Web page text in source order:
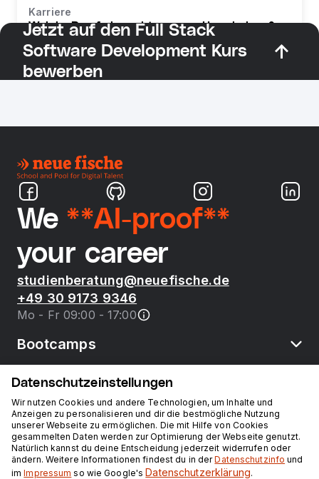
Karriere
Welche Berufe braucht man zur Umschulung?
Jetzt auf den Full Stack
Software Development Kurs
bewerben
We **AI-proof**
your career
studienberatung@neuefische.de
+49 30 9173 9346
Mo - Fr 09:00 - 17:00
Bootcamps
neue fische
Ressourcen
Kurse
Datenschutzeinstellungen
Wir nutzen Cookies und andere Technologien, um Inhalte und
Anzeigen zu personalisieren und dir die bestmögliche Nutzung
unserer Webseite zu ermöglichen. Die mit Hilfe von Cookies
gesammelten Daten werden zur Optimierung der Webseite genutzt.
Natürlich kannst du deine Entscheidung jederzeit widerrufen oder
ändern. Weitere Informationen findest du in derDatenschutzinfo und
imImpressum so wie Google's Datenschutzerklärung.